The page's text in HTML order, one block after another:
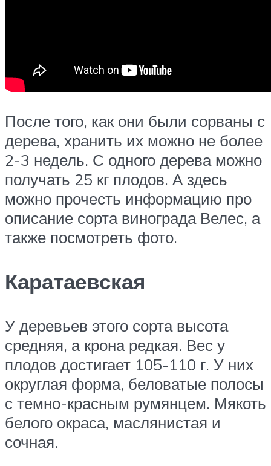
После того, как они были сорваны с
дерева, хранить их можно не более
2-3 недель. С одного дерева можно
получать 25 кг плодов. А здесь
можно прочесть информацию про
описание сорта винограда Велес, а
также посмотреть фото.
Каратаевская
У деревьев этого сорта высота
средняя, а крона редкая. Вес у
плодов достигает 105-110 г. У них
округлая форма, беловатые полосы
с темно-красным румянцем. Мякоть
белого окраса, маслянистая и
сочная.